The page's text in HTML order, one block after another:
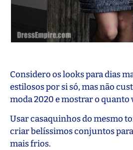
Considero os looks para dias
estilosos por si só, mas não
moda 2020 e mostrar o quanto
Usar casaquinhos do mesmo
criar belíssimos conjuntos
mais frios.